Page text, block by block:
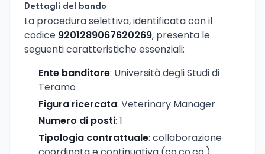
Dettagli del bando
La procedura selettiva, identificata con il
codice 9201289067620269, presenta le
seguenti caratteristiche essenziali:
Ente banditore: Università degli Studi di
Teramo
Figura ricercata: Veterinary Manager
Numero di posti: 1
Tipologia contrattuale: collaborazione